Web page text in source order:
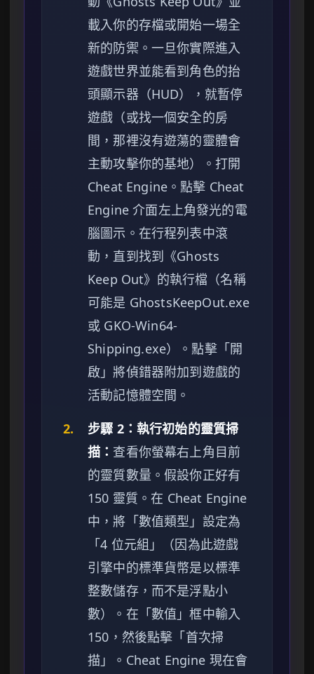
載入你的存檔或開始一場全
新的防禦。一旦你實際進入
遊戲世界並能看到角色的抬
頭顯示器（HUD），就暫停
遊戲（或找一個安全的房
間，那裡沒有遊蕩的靈體會
主動攻擊你的基地）。打開
Cheat Engine。點擊 Cheat
Engine 介面左上角發光的電
腦圖示。在行程列表中滾
動，直到找到《Ghosts
Keep Out》的執行檔（名稱
可能是 GhostsKeepOut.exe
或 GKO-Win64-
Shipping.exe）。點擊「開
啟」將偵錯器附加到遊戲的
活動記憶體空間。
2.
步驟 2：執行初始的靈質掃
描： 查看你螢幕右上角目前
的靈質數量。假設你正好有
150 靈質。在 Cheat Engine
中，將「數值類型」設定為
「4 位元組」（因為此遊戲
引擎中的標準貨幣是以標準
整數儲存，而不是浮點小
數）。在「數值」框中輸入
150，然後點擊「首次掃
描」。Cheat Engine 現在會